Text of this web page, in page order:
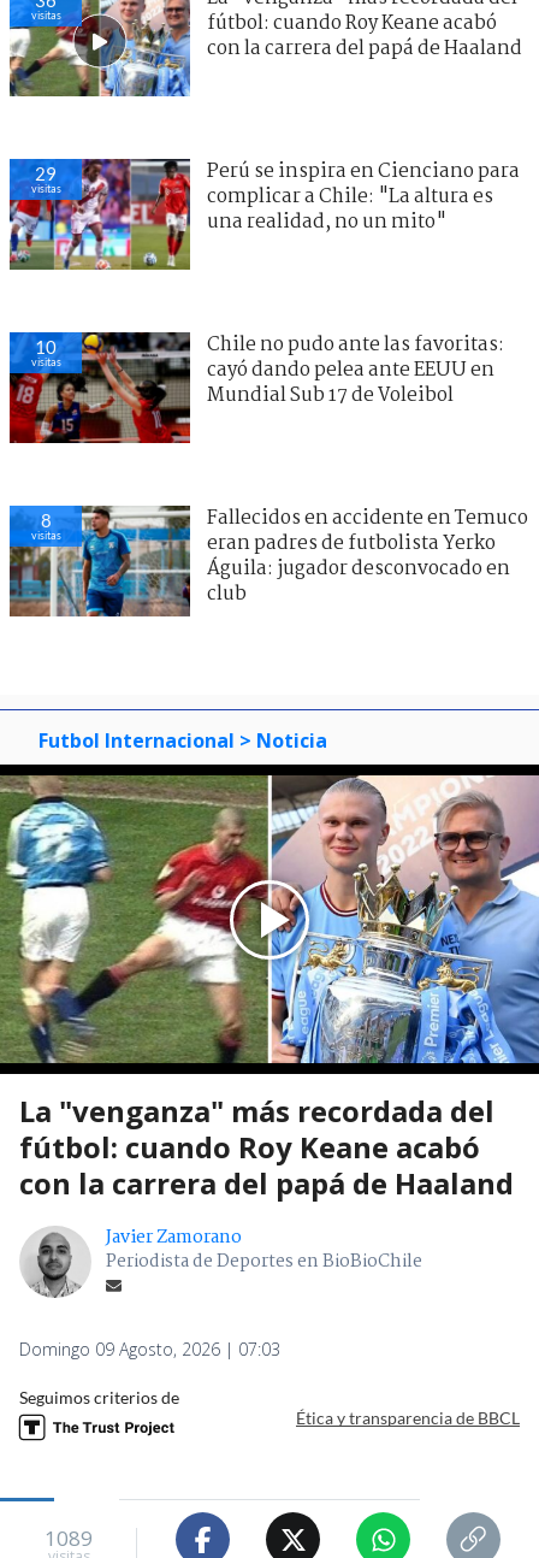
visitas
fútbol: cuando Roy Keane acabó
con la carrera del papá de Haaland
29
visitas
Perú se inspira en Cienciano para
complicar a Chile: "La altura es
una realidad, no un mito"
10
visitas
Chile no pudo ante las favoritas:
cayó dando pelea ante EEUU en
Mundial Sub 17 de Voleibol
8
visitas
Fallecidos en accidente en Temuco
eran padres de futbolista Yerko
Águila: jugador desconvocado en
club
Futbol Internacional > Noticia
La "venganza" más recordada del
fútbol: cuando Roy Keane acabó
con la carrera del papá de Haaland
Javier Zamorano
Periodista de Deportes en BioBioChile
Domingo 09 Agosto, 2026 | 07:03
Seguimos criterios de
Ética y transparencia de BBCL
1089